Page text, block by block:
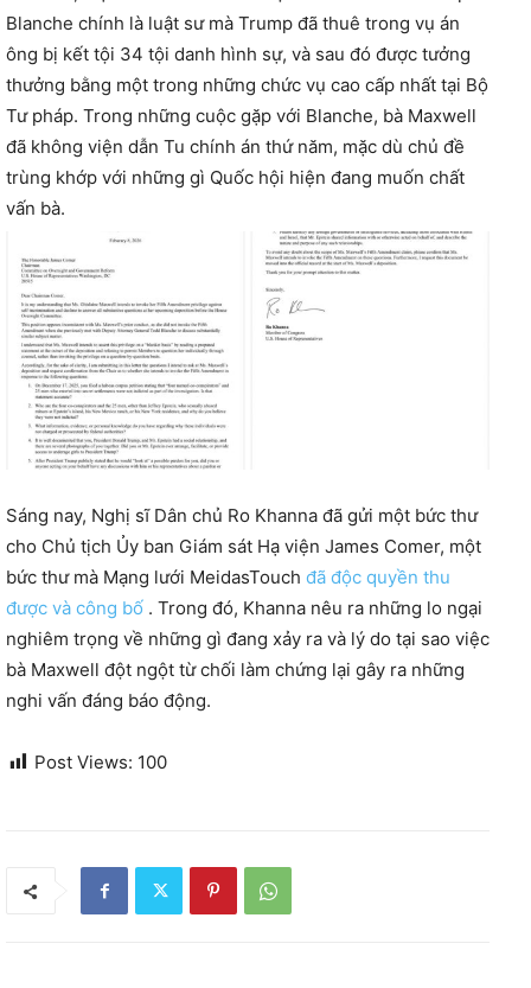
Blanche chính là luật sư mà Trump đã thuê trong vụ án
ông bị kết tội 34 tội danh hình sự, và sau đó được tưởng
thưởng bằng một trong những chức vụ cao cấp nhất tại Bộ
Tư pháp. Trong những cuộc gặp với Blanche, bà Maxwell
đã không viện dẫn Tu chính án thứ năm, mặc dù chủ đề
trùng khớp với những gì Quốc hội hiện đang muốn chất
vấn bà.
Sáng nay, Nghị sĩ Dân chủ Ro Khanna đã gửi một bức thư
cho Chủ tịch Ủy ban Giám sát Hạ viện James Comer, một
bức thư mà Mạng lưới MeidasTouch đã độc quyền thu
được và công bố . Trong đó, Khanna nêu ra những lo ngại
nghiêm trọng về những gì đang xảy ra và lý do tại sao việc
bà Maxwell đột ngột từ chối làm chứng lại gây ra những
nghi vấn đáng báo động.
Post Views: 100